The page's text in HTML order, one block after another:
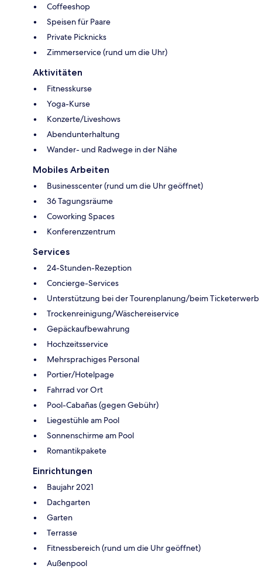
Coffeeshop
Speisen für Paare
Private Picknicks
Zimmerservice (rund um die Uhr)
Aktivitäten
Fitnesskurse
Yoga-Kurse
Konzerte/Liveshows
Abendunterhaltung
Wander- und Radwege in der Nähe
Mobiles Arbeiten
Businesscenter (rund um die Uhr geöffnet)
36 Tagungsräume
Coworking Spaces
Konferenzzentrum
Services
24-Stunden-Rezeption
Concierge-Services
Unterstützung bei der Tourenplanung/beim Ticketerwerb
Trockenreinigung/Wäschereiservice
Gepäckaufbewahrung
Hochzeitsservice
Mehrsprachiges Personal
Portier/Hotelpage
Fahrrad vor Ort
Pool-Cabañas (gegen Gebühr)
Liegestühle am Pool
Sonnenschirme am Pool
Romantikpakete
Einrichtungen
Baujahr 2021
Dachgarten
Garten
Terrasse
Fitnessbereich (rund um die Uhr geöffnet)
Außenpool